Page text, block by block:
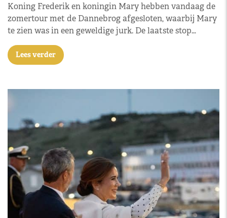
Koning Frederik en koningin Mary hebben vandaag de
zomertour met de Dannebrog afgesloten, waarbij Mary
te zien was in een geweldige jurk. De laatste stop…
Lees verder